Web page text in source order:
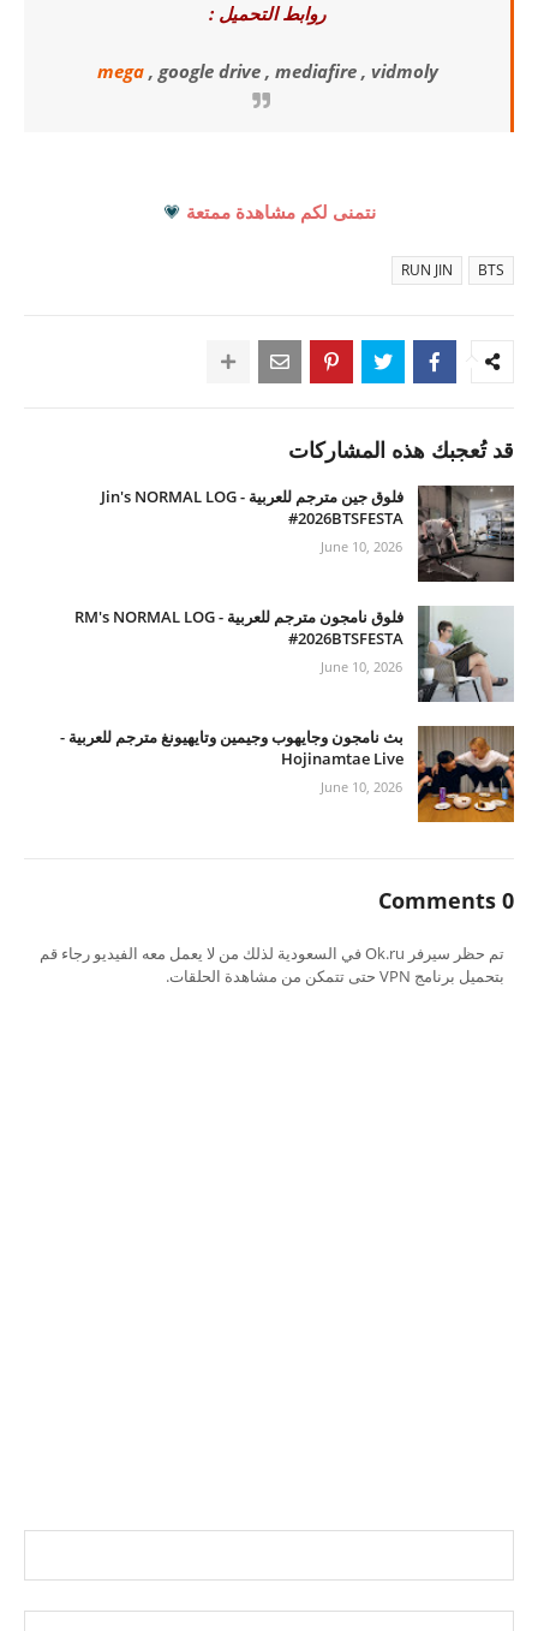
روابط التحميل :
mega, google drive , mediafire , vidmoly
نتمنى لكم مشاهدة ممتعة 💗
BTS
RUN JIN
قد تُعجبك هذه المشاركات
فلوق جين مترجم للعربية - Jin's NORMAL LOG
#2026BTSFESTA
June 10, 2026
فلوق نامجون مترجم للعربية - RM's NORMAL LOG
#2026BTSFESTA
June 10, 2026
بث نامجون وجايهوب وجيمين وتايهيونغ مترجم للعربية -
Hojinamtae Live
June 10, 2026
0 Comments
تم حظر سيرفر Ok.ru في السعودية لذلك من لا يعمل معه الفيديو رجاء قم
بتحميل برنامج VPN حتى تتمكن من مشاهدة الحلقات.